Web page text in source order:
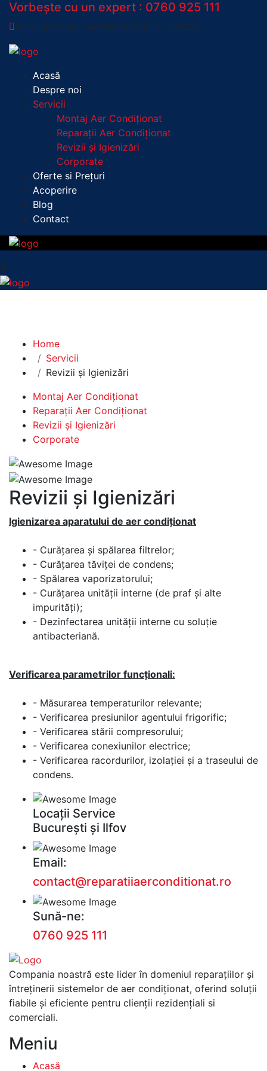
Vorbește cu un expert : 0760 925 111
Program: Luni - Sâmbătă (09:00 - 19:00)
Acasă
Despre noi
Servicii
Montaj Aer Condiționat
Reparații Aer Condiționat
Revizii și Igienizări
Corporate
Oferte si Prețuri
Acoperire
Blog
Contact
Home
Servicii
Revizii și Igienizări
Montaj Aer Condiționat
Reparații Aer Condiționat
Revizii și Igienizări
Corporate
Revizii și Igienizări
Igienizarea aparatului de aer condiționat
- Curățarea și spălarea filtrelor;
- Curățarea tăviței de condens;
- Spălarea vaporizatorului;
- Curățarea unității interne (de praf și alte
impurități);
- Dezinfectarea unității interne cu soluție
antibacteriană.
Verificarea parametrilor funcționali:
- Măsurarea temperaturilor relevante;
- Verificarea presiunilor agentului frigorific;
- Verificarea stării compresorului;
- Verificarea conexiunilor electrice;
- Verificarea racordurilor, izolației și a traseului de
condens.
Locații Service
București și Ilfov
Email:
contact@reparatiiaerconditionat.ro
Sună-ne:
0760 925 111
Compania noastră este lider în domeniul reparațiilor și
întreținerii sistemelor de aer condiționat, oferind soluții
fiabile și eficiente pentru clienții rezidențiali si
comerciali.
Meniu
Acasă